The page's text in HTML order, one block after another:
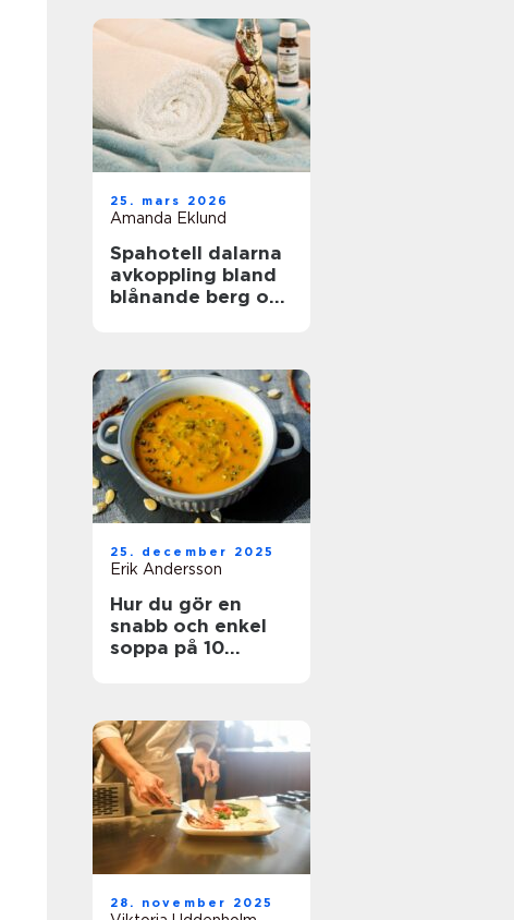
25. mars 2026
Amanda Eklund
Spahotell dalarna
avkoppling bland
blånande berg och
25. december 2025
Erik Andersson
Hur du gör en
snabb och enkel
soppa på 10
28. november 2025